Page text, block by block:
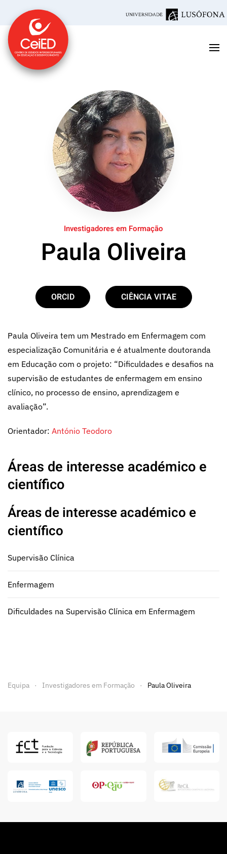
Saltar para o conteúdo principal
Investigadores em Formação
Paula Oliveira
ORCID CIÊNCIA VITAE
Paula Oliveira tem um Mestrado em Enfermagem com
especialização Comunitária e é atualmente doutoranda
em Educação com o projeto: “Dificuldades e desafios na
supervisão de estudantes de enfermagem em ensino
clínico, no processo de ensino, aprendizagem e
avaliação”.
Orientador: António Teodoro
Áreas de interesse académico e
científico
Áreas de interesse académico e
científico
Supervisão Clínica
Enfermagem
Dificuldades na Supervisão Clínica em Enfermagem
Equipa Investigadores em Formação Paula Oliveira